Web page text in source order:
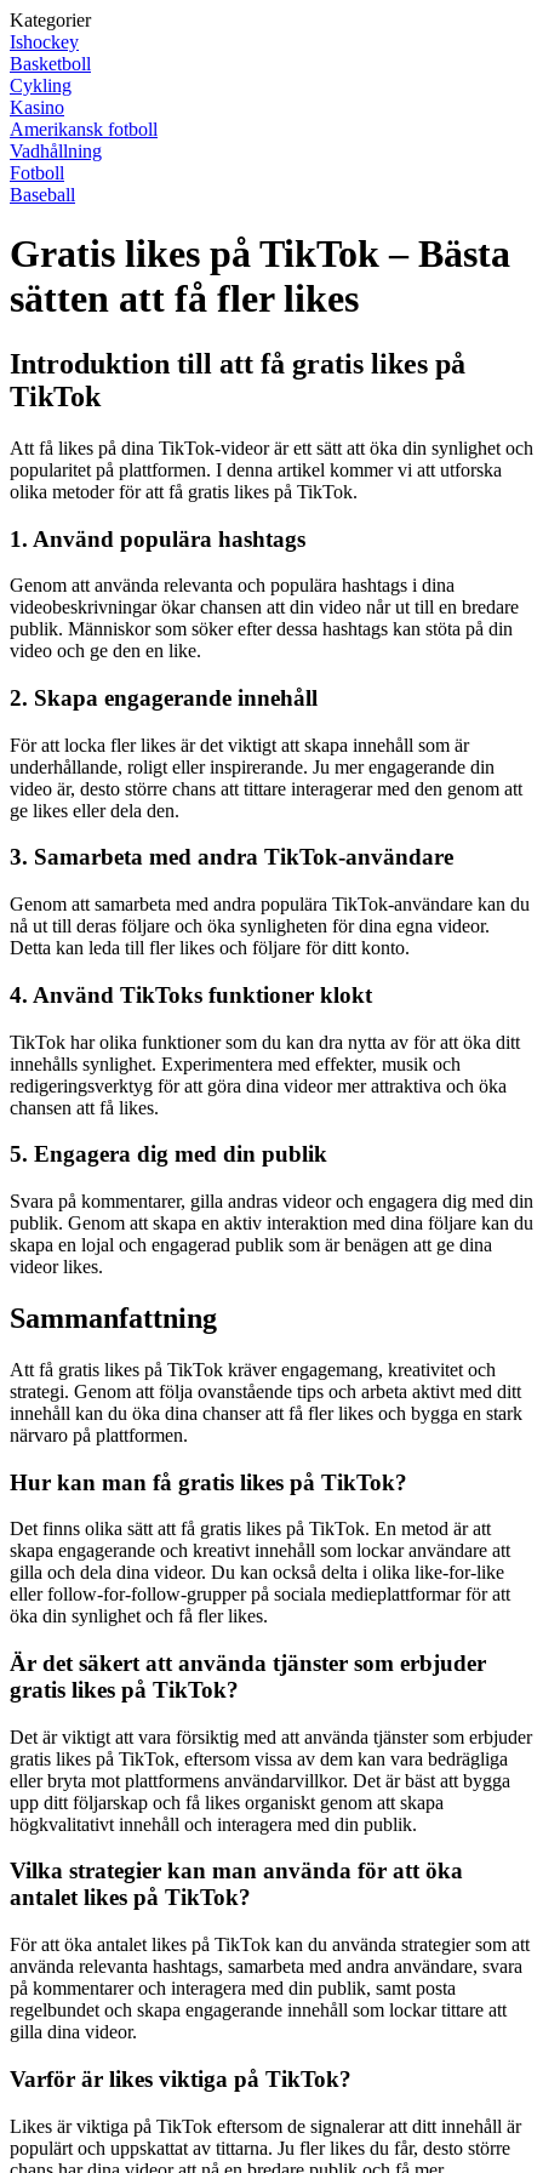
Kategorier
Ishockey
Basketboll
Cykling
Kasino
Amerikansk fotboll
Vadhållning
Fotboll
Baseball
Gratis likes på TikTok – Bästa
sätten att få fler likes
Introduktion till att få gratis likes på
TikTok
Att få likes på dina TikTok-videor är ett sätt att öka din synlighet och
popularitet på plattformen. I denna artikel kommer vi att utforska
olika metoder för att få gratis likes på TikTok.
1. Använd populära hashtags
Genom att använda relevanta och populära hashtags i dina
videobeskrivningar ökar chansen att din video når ut till en bredare
publik. Människor som söker efter dessa hashtags kan stöta på din
video och ge den en like.
2. Skapa engagerande innehåll
För att locka fler likes är det viktigt att skapa innehåll som är
underhållande, roligt eller inspirerande. Ju mer engagerande din
video är, desto större chans att tittare interagerar med den genom att
ge likes eller dela den.
3. Samarbeta med andra TikTok-användare
Genom att samarbeta med andra populära TikTok-användare kan du
nå ut till deras följare och öka synligheten för dina egna videor.
Detta kan leda till fler likes och följare för ditt konto.
4. Använd TikToks funktioner klokt
TikTok har olika funktioner som du kan dra nytta av för att öka ditt
innehålls synlighet. Experimentera med effekter, musik och
redigeringsverktyg för att göra dina videor mer attraktiva och öka
chansen att få likes.
5. Engagera dig med din publik
Svara på kommentarer, gilla andras videor och engagera dig med din
publik. Genom att skapa en aktiv interaktion med dina följare kan du
skapa en lojal och engagerad publik som är benägen att ge dina
videor likes.
Sammanfattning
Att få gratis likes på TikTok kräver engagemang, kreativitet och
strategi. Genom att följa ovanstående tips och arbeta aktivt med ditt
innehåll kan du öka dina chanser att få fler likes och bygga en stark
närvaro på plattformen.
Hur kan man få gratis likes på TikTok?
Det finns olika sätt att få gratis likes på TikTok. En metod är att
skapa engagerande och kreativt innehåll som lockar användare att
gilla och dela dina videor. Du kan också delta i olika like-for-like
eller follow-for-follow-grupper på sociala medieplattformar för att
öka din synlighet och få fler likes.
Är det säkert att använda tjänster som erbjuder
gratis likes på TikTok?
Det är viktigt att vara försiktig med att använda tjänster som erbjuder
gratis likes på TikTok, eftersom vissa av dem kan vara bedrägliga
eller bryta mot plattformens användarvillkor. Det är bäst att bygga
upp ditt följarskap och få likes organiskt genom att skapa
högkvalitativt innehåll och interagera med din publik.
Vilka strategier kan man använda för att öka
antalet likes på TikTok?
För att öka antalet likes på TikTok kan du använda strategier som att
använda relevanta hashtags, samarbeta med andra användare, svara
på kommentarer och interagera med din publik, samt posta
regelbundet och skapa engagerande innehåll som lockar tittare att
gilla dina videor.
Varför är likes viktiga på TikTok?
Likes är viktiga på TikTok eftersom de signalerar att ditt innehåll är
populärt och uppskattat av tittarna. Ju fler likes du får, desto större